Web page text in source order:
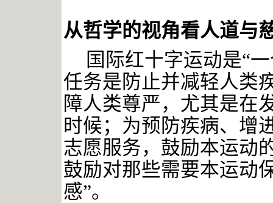
从哲学的视角看人道与
国际红十字运动是“
任务是防止并减轻人类
障人类尊严，尤其是在
时候；为预防疾病、增
志愿服务，鼓励本运动
鼓励对那些需要本运动
感”。